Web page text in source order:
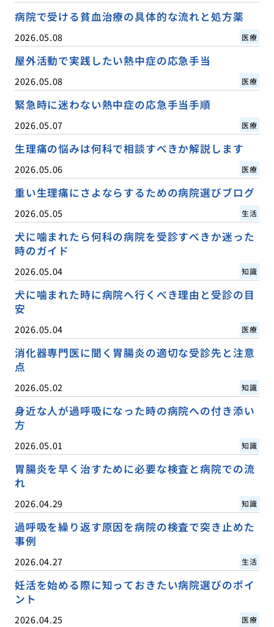
病院で受ける貧血治療の具体的な流れと処方薬
2026.05.08 医療
屋外活動で実践したい熱中症の応急手当
2026.05.08 医療
緊急時に迷わない熱中症の応急手当手順
2026.05.07 医療
生理痛の悩みは何科で相談すべきか解説します
2026.05.06 医療
重い生理痛にさよならするための病院選びブログ
2026.05.05 生活
犬に噛まれたら何科の病院を受診すべきか迷った
時のガイド
2026.05.04 知識
犬に噛まれた時に病院へ行くべき理由と受診の目
安
2026.05.04 医療
消化器専門医に聞く胃腸炎の適切な受診先と注意
点
2026.05.02 知識
身近な人が過呼吸になった時の病院への付き添い
方
2026.05.01 知識
胃腸炎を早く治すために必要な検査と病院での流
れ
2026.04.29 知識
過呼吸を繰り返す原因を病院の検査で突き止めた
事例
2026.04.27 生活
妊活を始める際に知っておきたい病院選びのポイ
ント
2026.04.25 医療